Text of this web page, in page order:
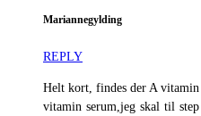
Mariannegylding
REPLY
Helt kort, findes der A vitamin
vitamin serum,jeg skal til